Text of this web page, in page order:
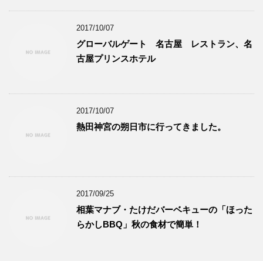
2017/10/07
グローバルゲート 名古屋 レストラン、名
古屋プリンスホテル
2017/10/07
熱田神宮の朔日市に行ってきました。
2017/09/25
相葉マナブ・たけだバーベキューの「ほった
らかしBBQ」秋の食材で簡単！